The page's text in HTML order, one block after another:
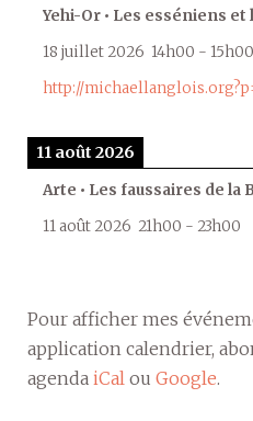
Yehi-Or • Les esséniens
18 juillet 2026 14h00 - 15h00
http://
11 août 2026
Arte • Les faussaires de la
11 août 2026 21h00 - 23h00
Pour afficher mes
application calendrier,
agenda iCal ou Google.